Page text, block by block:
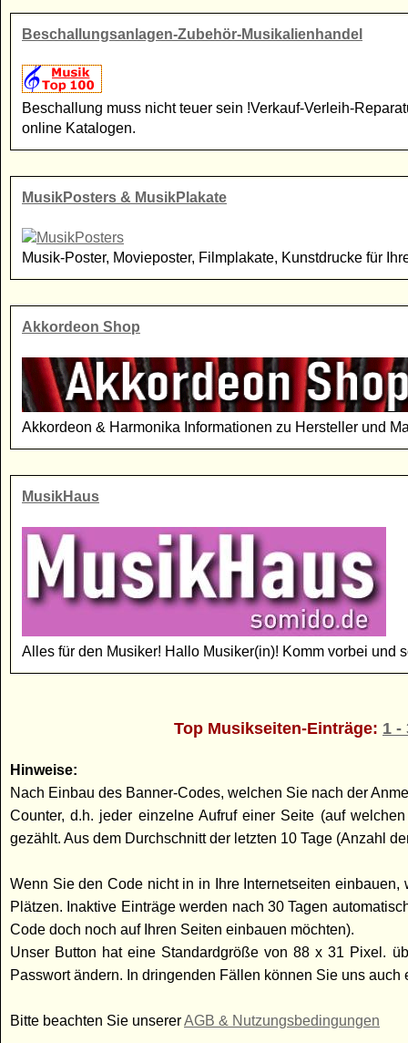
Beschallungsanlagen-Zubehör-Musikalienhandel
Beschallung muss nicht teuer sein !Verkauf-Verleih-
online Katalogen.
MusikPosters & MusikPlakate
Musik-Poster, Movieposter, Filmplakate, Kunstdrucke für
Akkordeon Shop
Akkordeon & Harmonika Informationen zu Hersteller und
MusikHaus
Alles für den Musiker! Hallo Musiker(in)! Komm vorbei und
Top Musikseiten-Einträge: 1 -
Hinweise:
Nach Einbau des Banner-Codes, welchen Sie nach der
Counter, d.h. jeder einzelne Aufruf einer Seite (auf
gezählt. Aus dem Durchschnitt der letzten 10 Tage (Anzahl
Wenn Sie den Code nicht in in Ihre Internetseiten
Plätzen. Inaktive Einträge werden nach 30 Tagen
Code doch noch auf Ihren Seiten einbauen möchten).
Unser Button hat eine Standardgröße von 88 x 31 Pixel.
Passwort ändern. In dringenden Fällen können Sie uns auch
Bitte beachten Sie unsererAGB & Nutzungsbedingungen